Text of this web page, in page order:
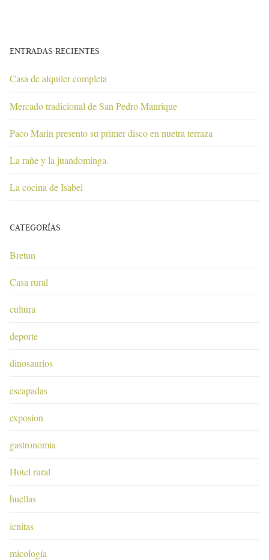
ENTRADAS RECIENTES
Casa de alquiler completa
Mercado tradicional de San Pedro Manrique
Paco Marin presento su primer disco en nuetra terraza
La rañe y la juandominga.
La cocina de Isabel
CATEGORÍAS
Bretun
Casa rural
cultura
deporte
dinosaurios
escapadas
exposion
gastronomía
Hotel rural
huellas
icnitas
micología